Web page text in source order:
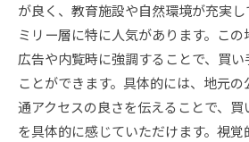
が良く、教育施設や自然環境が充実
ミリー層に特に人気があります。この
広告や内覧時に強調することで、買
ことができます。具体的には、地元
通アクセスの良さを伝えることで、
を具体的に感じていただけます。視